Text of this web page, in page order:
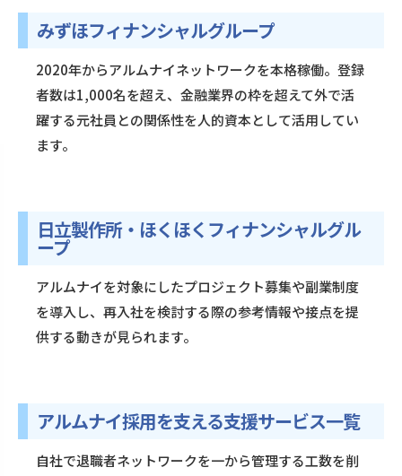
みずほフィナンシャルグループ
2020年からアルムナイネットワークを本格稼働。登録
者数は1,000名を超え、金融業界の枠を超えて外で活
躍する元社員との関係性を人的資本として活用してい
ます。
日立製作所・ほくほくフィナンシャルグル
ープ
アルムナイを対象にしたプロジェクト募集や副業制度
を導入し、再入社を検討する際の参考情報や接点を提
供する動きが見られます。
アルムナイ採用を支える支援サービス一覧
自社で退職者ネットワークを一から管理する工数を削